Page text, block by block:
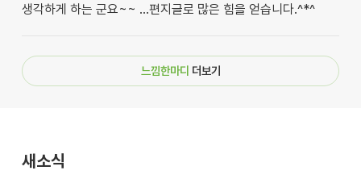
생각하게 하는 군요~~ ...편지글로 많은 힘을 얻습니다.^*^
느낌한마디 더보기
새소식